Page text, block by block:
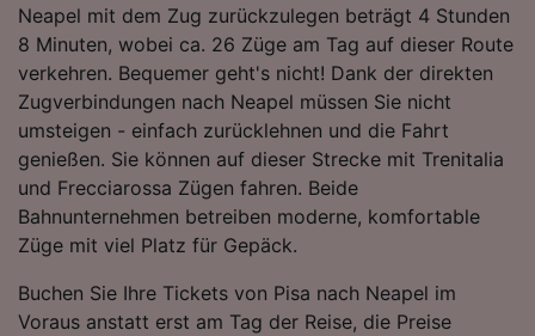
Neapel mit dem Zug zurückzulegen beträgt 4 Stunden
8 Minuten, wobei ca. 26 Züge am Tag auf dieser Route
verkehren. Bequemer geht's nicht! Dank der direkten
Zugverbindungen nach Neapel müssen Sie nicht
umsteigen - einfach zurücklehnen und die Fahrt
genießen. Sie können auf dieser Strecke mit Trenitalia
und Frecciarossa Zügen fahren. Beide
Bahnunternehmen betreiben moderne, komfortable
Züge mit viel Platz für Gepäck.
Buchen Sie Ihre Tickets von Pisa nach Neapel im
Voraus anstatt erst am Tag der Reise, die Preise
Folgendes bereitzustellen:
Verwendung genauer Standortdaten.
Endgeräteeigenschaften zur Identifikation
aktiv abfragen. Speichern von oder Zugriff auf
Informationen auf einem Endgerät.
Personalisierte Werbung und Inhalte, Messung
von Werbeleistung und der Performance von
Inhalten, Zielgruppenforschung sowie
Entwicklung und Verbesserung von
Angeboten.
Liste der Partner (Lieferanten)